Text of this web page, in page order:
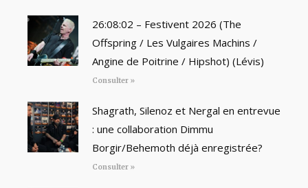
26:08:02 – Festivent 2026 (The
Offspring / Les Vulgaires Machins /
Angine de Poitrine / Hipshot) (Lévis)
Consulter »
Shagrath, Silenoz et Nergal en entrevue
: une collaboration Dimmu
Borgir/Behemoth déjà enregistrée?
Consulter »